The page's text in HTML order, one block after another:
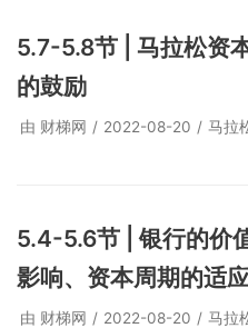
5.7-5.8节 | 马拉松资
的鼓励
由 财梯网 2022-08-20 马拉
5.4-5.6节 | 银行的价
影响、资本周期的适
由 财梯网 2022-08-20 马拉